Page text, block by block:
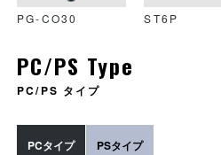
PG-CO30 ST6P
PC/PS Type
PC/PS タイプ
PCタイプ PSタイプ